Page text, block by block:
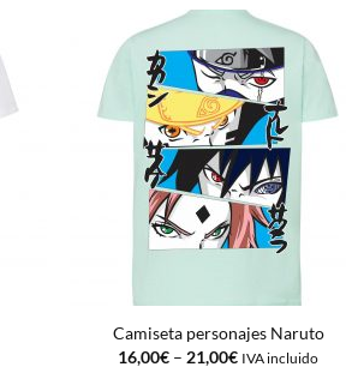
Camiseta personajes Naruto
16,00€ – 21,00€ IVA incluido